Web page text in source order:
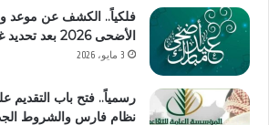
فلكياً.. الكشف عن موعد
الأضحى 2026 بعد تحديد غرة ذي الحجة
3 مايو، 2026
رسمياً.. فتح باب التقديم
نظام فارس والشروط